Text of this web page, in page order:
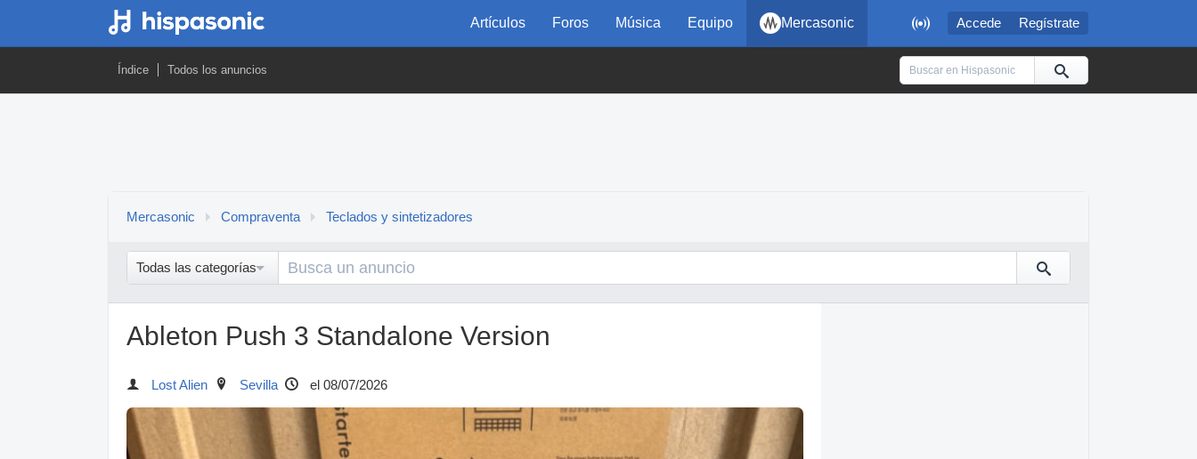
 Accede Regístrate
Artículos Foros Música Equipo Mercasonic
Índice Todos los anuncios
Mercasonic Compraventa Teclados y sintetizadores
Todas las categorías
Ableton Push 3 Standalone Version
Lost Alien Sevilla el 08/07/2026